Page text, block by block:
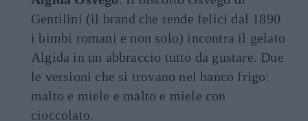
Gentilini (il brand che rende felici dal 1890
i bimbi romani e non solo) incontra il gelato
Algida in un abbraccio tutto da gustare. Due
le versioni che si trovano nel banco frigo:
malto e miele e malto e miele con
cioccolato.